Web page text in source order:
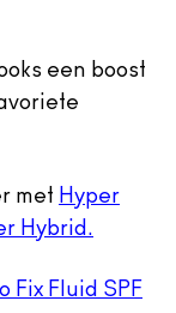
een boost
met Hyper
Hybrid.
Fix Fluid SPF